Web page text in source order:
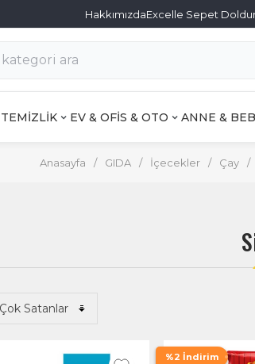
HakkımızdaExcelle Sepet
TEMİZLİK EV & OFİS & OTO ANNE &
Anasayfa / GIDA / İçecekler / Çay /
%2 İndirim